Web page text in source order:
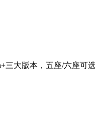
大版本，五座/六座可